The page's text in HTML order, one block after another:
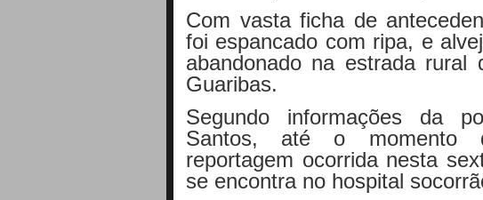
Com vasta ficha de
foi espancado com ripa, e
abandonado na estrada rural
Guaribas.
Segundo informações da
Santos, até o momento
reportagem ocorrida nesta
se encontra no hospital